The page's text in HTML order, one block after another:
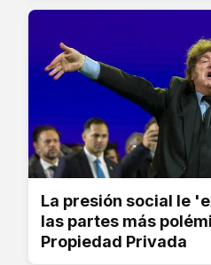
La presión social le
las partes más
Propiedad Privada